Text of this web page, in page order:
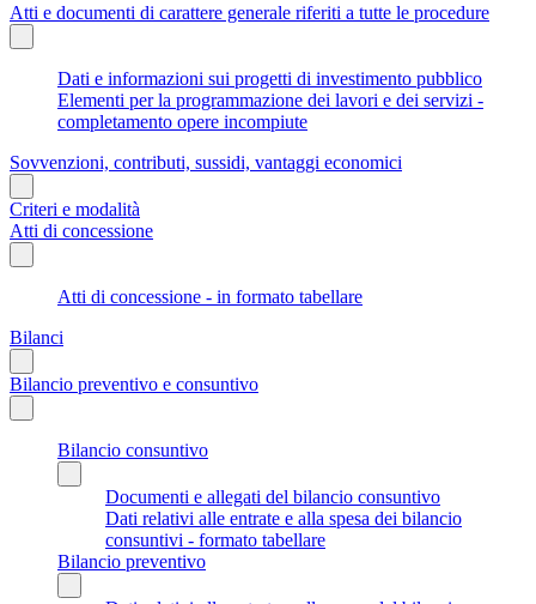
Atti e documenti di carattere generale riferiti a tutte le procedure
Dati e informazioni sui progetti di investimento pubblico
Elementi per la programmazione dei lavori e dei servizi -
completamento opere incompiute
Sovvenzioni, contributi, sussidi, vantaggi economici
Criteri e modalità
Atti di concessione
Atti di concessione - in formato tabellare
Bilanci
Bilancio preventivo e consuntivo
Bilancio consuntivo
Documenti e allegati del bilancio consuntivo
Dati relativi alle entrate e alla spesa dei bilancio
consuntivi - formato tabellare
Bilancio preventivo